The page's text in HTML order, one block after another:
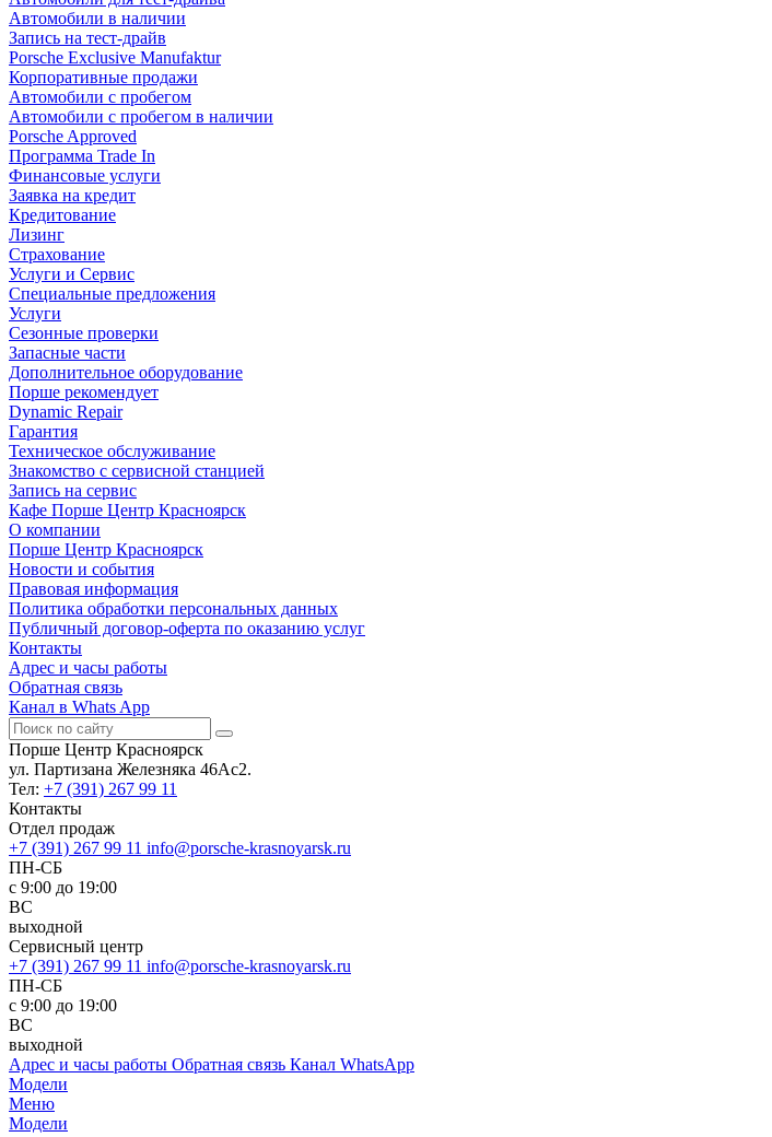
Автомобили в наличии
Запись на тест-драйв
Porsche Exclusive Manufaktur
Корпоративные продажи
Автомобили с пробегом
Автомобили с пробегом в наличии
Porsche Approved
Программа Trade In
Финансовые услуги
Заявка на кредит
Кредитование
Лизинг
Страхование
Услуги и Сервис
Специальные предложения
Услуги
Сезонные проверки
Запасные части
Дополнительное оборудование
Порше рекомендует
Dynamic Repair
Гарантия
Техническое обслуживание
Знакомство с сервисной станцией
Запись на сервис
Кафе Порше Центр Красноярск
О компании
Порше Центр Красноярск
Новости и события
Правовая информация
Политика обработки персональных данных
Публичный договор-оферта по оказанию услуг
Контакты
Адрес и часы работы
Обратная связь
Канал в Whats App
Порше Центр Красноярск
ул. Партизана Железняка 46Ас2.
Тел: +7 (391) 267 99 11
Контакты
Отдел продаж
+7 (391) 267 99 11 info@porsche-krasnoyarsk.ru
ПН-СБ
c 9:00 до 19:00
ВС
выходной
Сервисный центр
+7 (391) 267 99 11 info@porsche-krasnoyarsk.ru
ПН-СБ
с 9:00 до 19:00
ВС
выходной
Адрес и часы работы Обратная связь Канал WhatsApp
Модели
Меню
Модели